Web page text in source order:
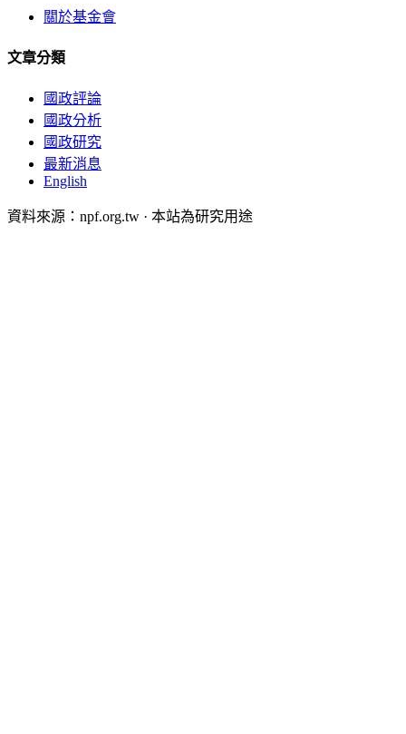
關於基金會
文章分類
國政評論
國政分析
國政研究
最新消息
English
資料來源：npf.org.tw · 本站為研究用途